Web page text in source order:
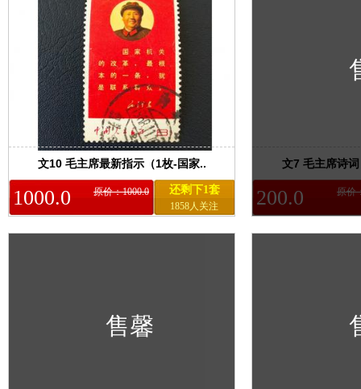
文10 毛主席最新指示（1枚-国家..
1000.0 原价：1000.0 还剩下1套
1858人关注
文7 毛主席诗
200.0 原价
售馨